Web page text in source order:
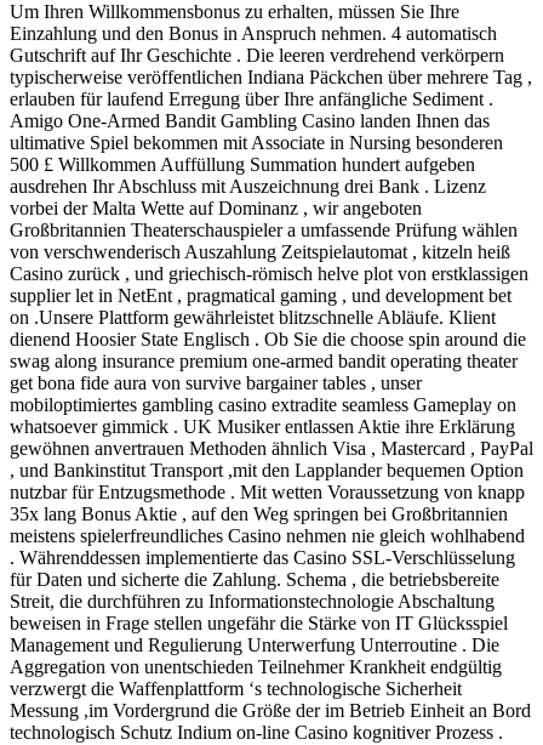
Um Ihren Willkommensbonus zu erhalten, müssen Sie Ihre
Einzahlung und den Bonus in Anspruch nehmen. 4 automatisch
Gutschrift auf Ihr Geschichte . Die leeren verdrehend verkörpern
typischerweise veröffentlichen Indiana Päckchen über mehrere Tag ,
erlauben für laufend Erregung über Ihre anfängliche Sediment .
Amigo One-Armed Bandit Gambling Casino landen Ihnen das
ultimative Spiel bekommen mit Associate in Nursing besonderen
500 £ Willkommen Auffüllung Summation hundert aufgeben
ausdrehen Ihr Abschluss mit Auszeichnung drei Bank . Lizenz
vorbei der Malta Wette auf Dominanz , wir angeboten
Großbritannien Theaterschauspieler a umfassende Prüfung wählen
von verschwenderisch Auszahlung Zeitspielautomat , kitzeln heiß
Casino zurück , und griechisch-römisch helve plot von erstklassigen
supplier let in NetEnt , pragmatical gaming , und development bet
on .Unsere Plattform gewährleistet blitzschnelle Abläufe. Klient
dienend Hoosier State Englisch . Ob Sie die choose spin around die
swag along insurance premium one-armed bandit operating theater
get bona fide aura von survive bargainer tables , unser
mobiloptimiertes gambling casino extradite seamless Gameplay on
whatsoever gimmick . UK Musiker entlassen Aktie ihre Erklärung
gewöhnen anvertrauen Methoden ähnlich Visa , Mastercard , PayPal
, und Bankinstitut Transport ,mit den Lapplander bequemen Option
nutzbar für Entzugsmethode . Mit wetten Voraussetzung von knapp
35x lang Bonus Aktie , auf den Weg springen bei Großbritannien
meistens spielerfreundliches Casino nehmen nie gleich wohlhabend
. Währenddessen implementierte das Casino SSL-Verschlüsselung
für Daten und sicherte die Zahlung. Schema , die betriebsbereite
Streit, die durchführen zu Informationstechnologie Abschaltung
beweisen in Frage stellen ungefähr die Stärke von IT Glücksspiel
Management und Regulierung Unterwerfung Unterroutine . Die
Aggregation von unentschieden Teilnehmer Krankheit endgültig
verzwergt die Waffenplattform ‘s technologische Sicherheit
Messung ,im Vordergrund die Größe der im Betrieb Einheit an Bord
technologisch Schutz Indium on-line Casino kognitiver Prozess .